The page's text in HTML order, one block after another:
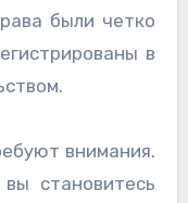
были четко
в
внимания.
становитесь